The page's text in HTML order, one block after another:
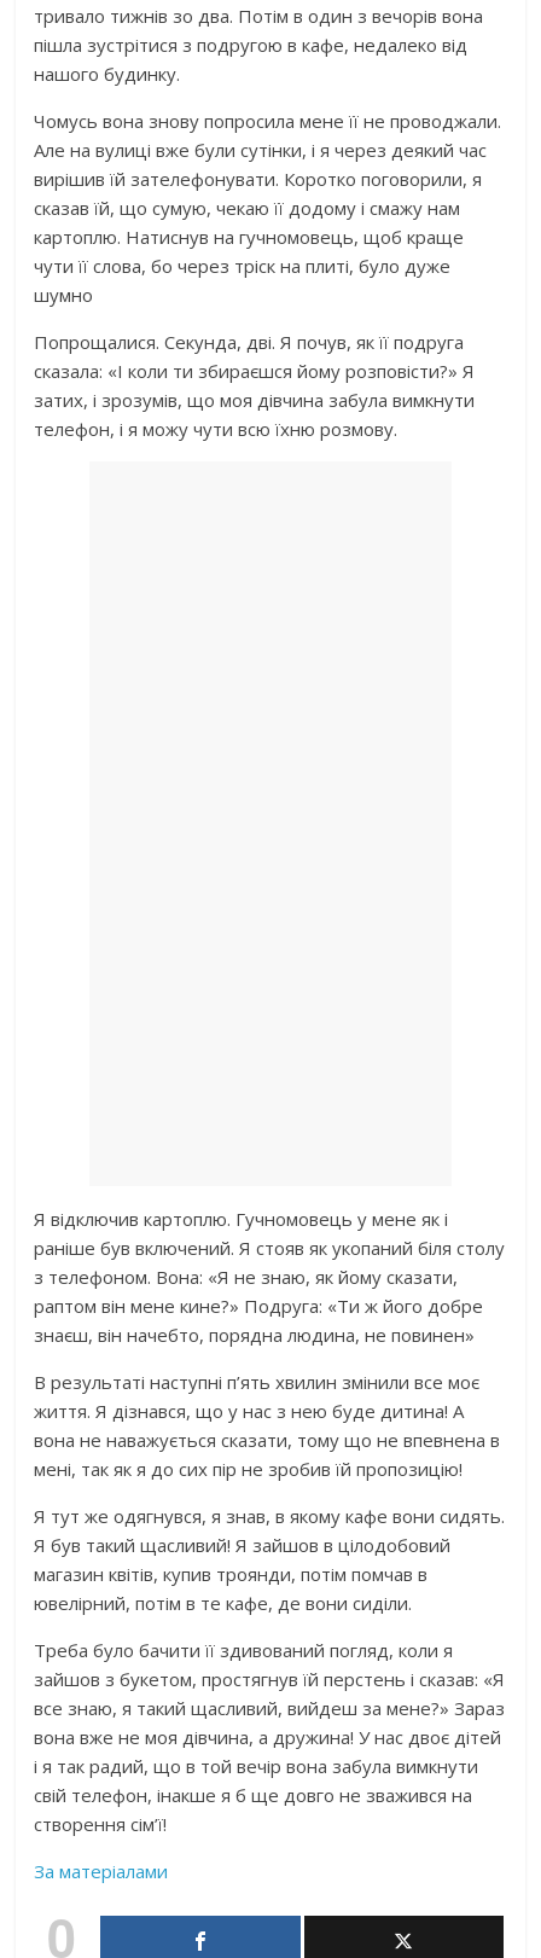
тривало тижнів зо два. Потім в один з вечорів вона
пішла зустрітися з подругою в кафе, недалеко від
нашого будинку.
Чомусь вона знову попросила мене її не проводжали.
Але на вулиці вже були сутінки, і я через деякий час
вирішив їй зателефонувати. Коротко поговорили, я
сказав їй, що сумую, чекаю її додому і смажу нам
картоплю. Натиснув на гучномовець, щоб краще
чути її слова, бо через тріск на плиті, було дуже
шумно
Попрощалися. Секунда, дві. Я почув, як її подруга
сказала: «І коли ти збираєшся йому розповісти?» Я
затих, і зрозумів, що моя дівчина забула вимкнути
телефон, і я можу чути всю їхню розмову.
Я відключив картоплю. Гучномовець у мене як і
раніше був включений. Я стояв як укопаний біля столу
з телефоном. Вона: «Я не знаю, як йому сказати,
раптом він мене кине?» Подруга: «Ти ж його добре
знаєш, він начебто, порядна людина, не повинен»
В результаті наступні п’ять хвилин змінили все моє
життя. Я дізнався, що у нас з нею буде дитина! А
вона не наважується сказати, тому що не впевнена в
мені, так як я до сих пір не зробив їй пропозицію!
Я тут же одягнувся, я знав, в якому кафе вони сидять.
Я був такий щасливий! Я зайшов в цілодобовий
магазин квітів, купив троянди, потім помчав в
ювелірний, потім в те кафе, де вони сиділи.
Треба було бачити її здивований погляд, коли я
зайшов з букетом, простягнув їй перстень і сказав: «Я
все знаю, я такий щасливий, вийдеш за мене?» Зараз
вона вже не моя дівчина, а дружина! У нас двоє дітей
і я так радий, що в той вечір вона забула вимкнути
свій телефон, інакше я б ще довго не зважився на
створення сім’ї!
За матеріалами
0